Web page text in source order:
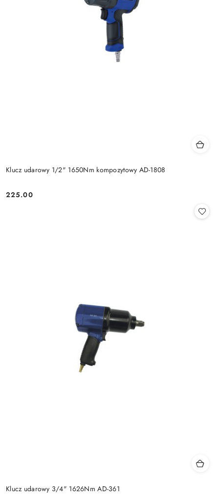
Klucz udarowy 1/2" 1650Nm kompozytowy AD-1808
Cena:
225.00
Klucz udarowy 3/4" 1626Nm AD-361